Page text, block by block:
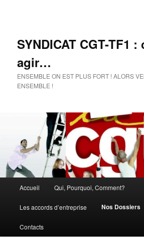
SYNDICAT CGT-TF1
agir…
ENSEMBLE ON EST PLUS FORT ! ALORS
ENSEMBLE !
principal
Aller
au
contenu
Accueil Qui, Pourquoi, Comment?
Les accords d’entreprise Nos Dossiers
Contacts